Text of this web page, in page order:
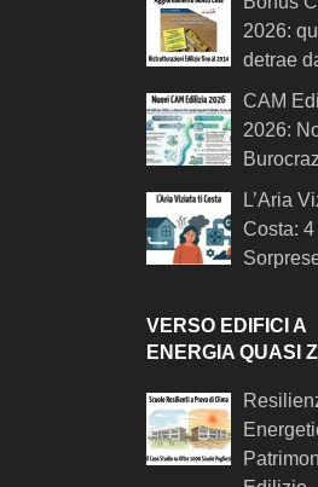
2026:
detrae
CAM
2026:
L’Aria
Costa: 4
VERSO EDIFICI A
ENERGIA QUASI